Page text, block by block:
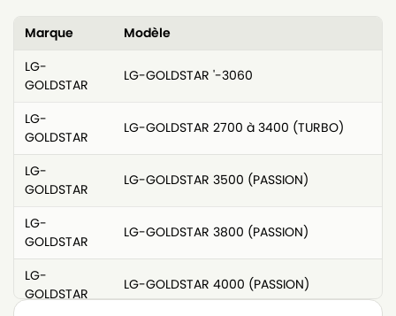
Marque
Modèle
LG-
GOLDSTAR
LG-GOLDSTAR '-3060
LG-
GOLDSTAR
LG-GOLDSTAR 2700 à 3400 (TURBO)
LG-
GOLDSTAR
LG-GOLDSTAR 3500 (PASSION)
LG-
GOLDSTAR
LG-GOLDSTAR 3800 (PASSION)
LG-
GOLDSTAR
LG-GOLDSTAR 4000 (PASSION)